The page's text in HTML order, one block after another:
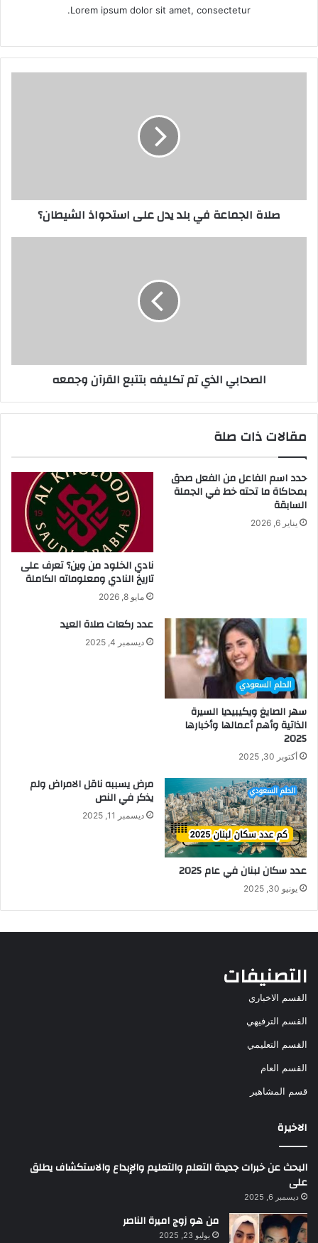
Lorem ipsum dolor sit amet, consectetur.
صلاة الجماعة في بلد يدل على استحواذ الشيطان؟
الصحابي الذي تم تكليفه بتتبع القرآن وجمعه
مقالات ذات صلة
حدد اسم الفاعل من الفعل صدق
بمحاكاة ما تحته خط في الجملة
السابقة
يناير 6, 2026
نادي الخلود من وين؟ تعرف على
تاريخ النادي ومعلوماته الكاملة
مايو 8, 2026
سهر الصايغ ويكيبيديا السيرة
الذاتية وأهم أعمالها وأخبارها
2025
أكتوبر 30, 2025
عدد ركعات صلاة العيد
ديسمبر 4, 2025
عدد سكان لبنان في عام 2025
يونيو 30, 2025
مرض يسببه ناقل الامراض ولم
يذكر في النص
ديسمبر 11, 2025
التصنيفات
القسم الاخباري
القسم الترفيهي
القسم التعليمي
القسم العام
قسم المشاهير
الاخيرة
البحث عن خبرات جديدة التعلم والتعليم والإبداع والاستكشاف يطلق
على
ديسمبر 6, 2025
من هو زوج اميرة الناصر
يوليو 23, 2025